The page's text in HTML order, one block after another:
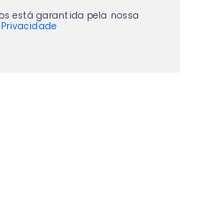
está garantida pela nossa